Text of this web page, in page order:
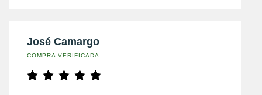
José Camargo
COMPRA VERIFICADA